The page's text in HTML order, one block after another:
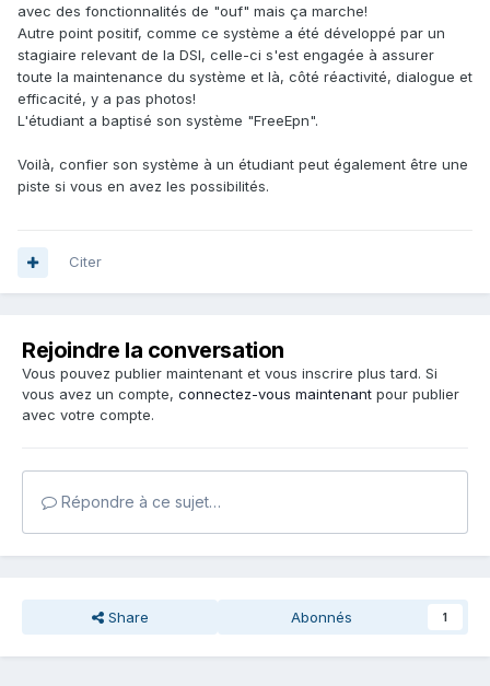
avec des fonctionnalités de "ouf" mais ça marche!
Autre point positif, comme ce système a été développé par un
stagiaire relevant de la DSI, celle-ci s'est engagée à assurer
toute la maintenance du système et là, côté réactivité, dialogue et
efficacité, y a pas photos!
L'étudiant a baptisé son système "FreeEpn".
Voilà, confier son système à un étudiant peut également être une
piste si vous en avez les possibilités.
Citer
Rejoindre la conversation
Vous pouvez publier maintenant et vous inscrire plus tard. Si
vous avez un compte, connectez-vous maintenant pour publier
avec votre compte.
Répondre à ce sujet…
Share Abonnés 1